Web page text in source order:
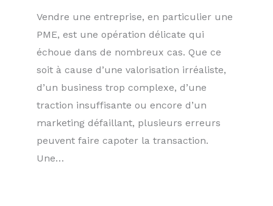
Vendre une entreprise, en particulier une
PME, est une opération délicate qui
échoue dans de nombreux cas. Que ce
soit à cause d’une valorisation irréaliste,
d’un business trop complexe, d’une
traction insuffisante ou encore d’un
marketing défaillant, plusieurs erreurs
peuvent faire capoter la transaction.
Une…